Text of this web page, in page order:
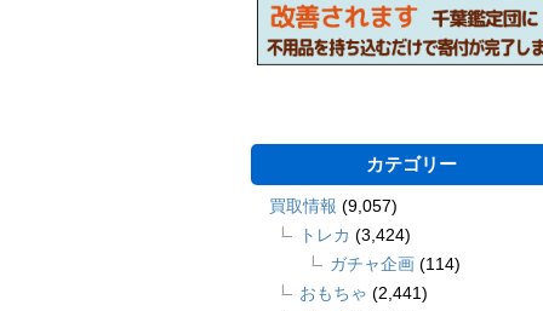
カテゴリー
買取情報 (9,057)
トレカ (3,424)
ガチャ企画 (114)
おもちゃ (2,441)